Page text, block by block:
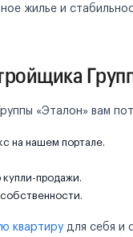
жилье и
«Эталон» вам
на нашем портале.
продажи.
квартиру для себя и